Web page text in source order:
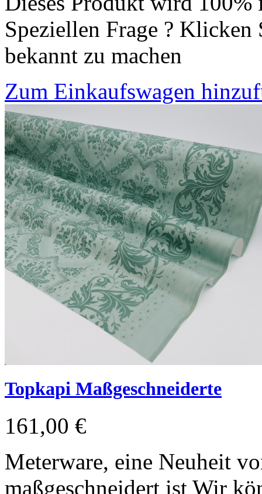
Speziellen Frage ?
bekannt zu machen
Zum Einkaufswagen
Topkapi Maßgeschneiderte
161,00 €
Meterware, eine Neuheit
maßgeschneidert ist Wir